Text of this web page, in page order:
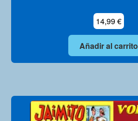
14,99€
Añadir al carrito